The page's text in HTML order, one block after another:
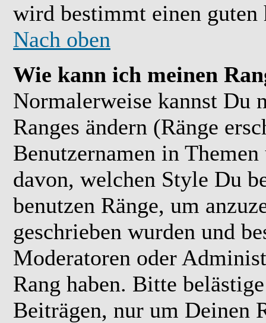
wird bestimmt einen guten
Nach oben
Wie kann ich meinen
Normalerweise kannst Du
Ranges ändern (Ränge
Benutzernamen in
davon, welchen Style Du
benutzen Ränge, um
geschrieben wurden und
Moderatoren oder
Rang haben. Bitte
Beiträgen, nur um Deinen